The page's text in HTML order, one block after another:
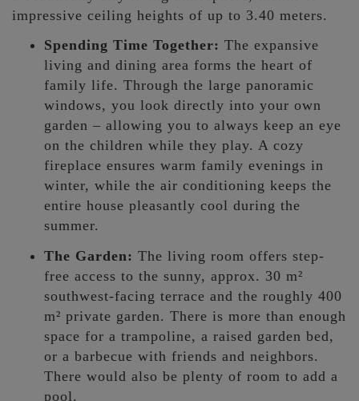
impressive ceiling heights of up to 3.40 meters.
Spending Time Together: The expansive
living and dining area forms the heart of
family life. Through the large panoramic
windows, you look directly into your own
garden – allowing you to always keep an eye
on the children while they play. A cozy
fireplace ensures warm family evenings in
winter, while the air conditioning keeps the
entire house pleasantly cool during the
summer.
The Garden: The living room offers step-
free access to the sunny, approx. 30 m²
southwest-facing terrace and the roughly 400
m² private garden. There is more than enough
space for a trampoline, a raised garden bed,
or a barbecue with friends and neighbors.
There would also be plenty of room to add a
pool.